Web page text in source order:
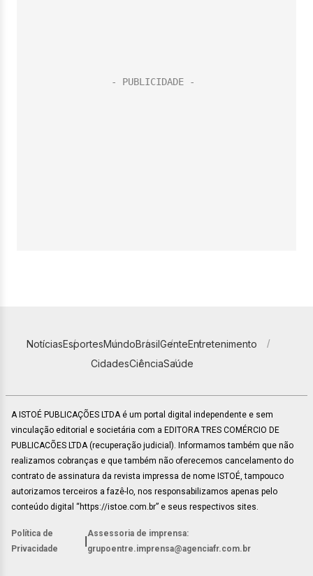
NotíciasEsportesMundoBrasilGenteEntretenimento
CidadesCiênciaSaúde
A ISTOÉ PUBLICAÇÕES LTDA é um portal digital independente e sem
vinculação editorial e societária com a EDITORA TRES COMÉRCIO DE
PUBLICACÕES LTDA (recuperação judicial). Informamos também que não
realizamos cobranças e que também não oferecemos cancelamento do
contrato de assinatura da revista impressa de nome ISTOÉ, tampouco
autorizamos terceiros a fazê-lo, nos responsabilizamos apenas pelo
conteúdo digital “https://istoe.com.br” e seus respectivos sites.
Política de
Privacidade
Assessoria de imprensa:
grupoentre.imprensa@agenciafr.com.br